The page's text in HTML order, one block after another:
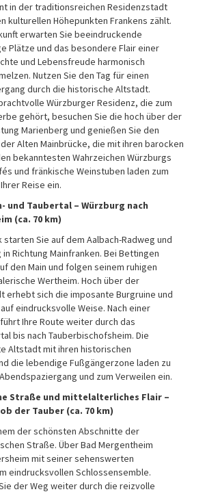
in der traditionsreichen Residenzstadt
kulturellen Höhepunkten Frankens zählt.
erwarten Sie beeindruckende
Plätze und das besondere Flair einer
und Lebensfreude harmonisch
Nutzen Sie den Tag für einen
durch die historische Altstadt.
Würzburger Residenz, die zum
gehört, besuchen Sie die hoch über der
Marienberg und genießen Sie den
Alten Mainbrücke, die mit ihren barocken
bekanntesten Wahrzeichen Würzburgs
und fränkische Weinstuben laden zum
Reise ein.
und Taubertal – Würzburg nach
(ca. 70 km)
starten Sie auf dem Aalbach-Radweg und
Richtung Mainfranken. Bei Bettingen
den Main und folgen seinem ruhigen
Wertheim. Hoch über der
erhebt sich die imposante Burgruine und
eindrucksvolle Weise. Nach einer
Ihre Route weiter durch das
bis nach Tauberbischofsheim. Die
Altstadt mit ihren historischen
die lebendige Fußgängerzone laden zu
und zum Verweilen ein.
Straße und mittelalterliches Flair –
der Tauber (ca. 70 km)
der schönsten Abschnitte der
Straße. Über Bad Mergentheim
mit seiner sehenswerten
eindrucksvollen Schlossensemble.
der Weg weiter durch die reizvolle